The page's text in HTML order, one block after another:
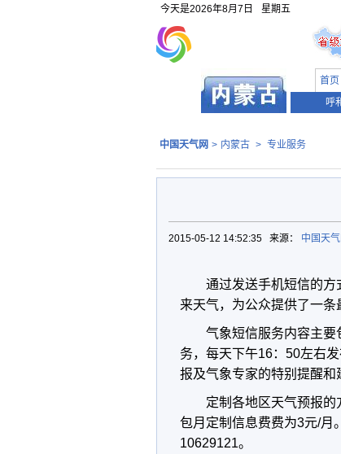
今天是2026年8月7日 星期五
首页
呼
中国天气网 > 内蒙古 > 专业服务
2015-05-12 14:52:35 来源： 中国天
通过发送手机短信的
来天气，为公众提供了一条
气象短信服务内容主要
务，每天下午16： 50左右
报及气象专家的特别提醒和
定制各地区天气预报的
包月定制信息费费为3元/月
10629121。